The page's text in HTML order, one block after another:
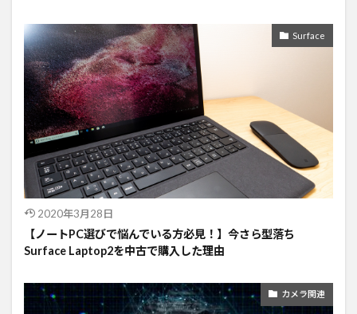
Surface
2020年3月28日
【ノートPC選びで悩んでいる方必見！】今さら型落ち
Surface Laptop2を中古で購入した理由
カメラ関連